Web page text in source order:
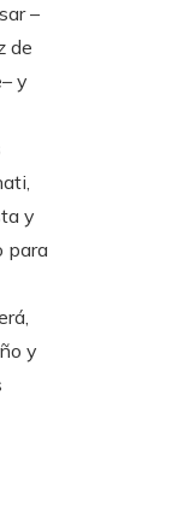
–
de
y
y
para
y